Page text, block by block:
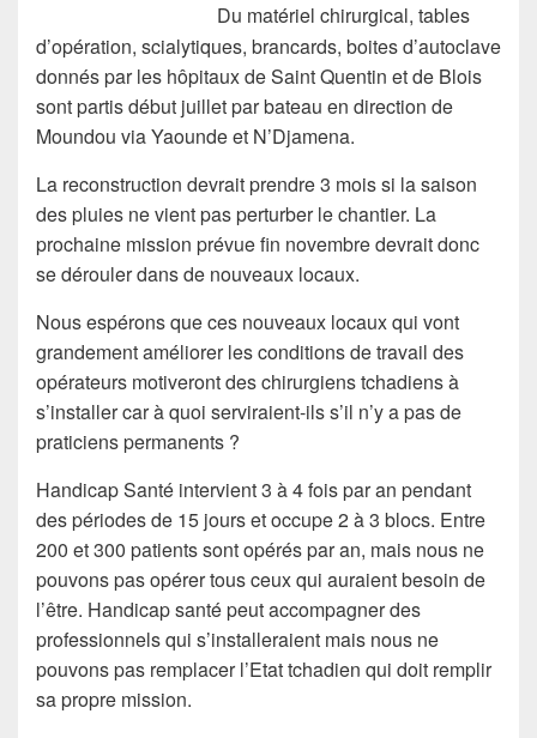
Du matériel chirurgical, tables
d’opération, scialytiques, brancards, boites d’autoclave
donnés par les hôpitaux de Saint Quentin et de Blois
sont partis début juillet par bateau en direction de
Moundou via Yaounde et N’Djamena.
La reconstruction devrait prendre 3 mois si la saison
des pluies ne vient pas perturber le chantier. La
prochaine mission prévue fin novembre devrait donc
se dérouler dans de nouveaux locaux.
Nous espérons que ces nouveaux locaux qui vont
grandement améliorer les conditions de travail des
opérateurs motiveront des chirurgiens tchadiens à
s’installer car à quoi serviraient-ils s’il n’y a pas de
praticiens permanents ?
Handicap Santé intervient 3 à 4 fois par an pendant
des périodes de 15 jours et occupe 2 à 3 blocs. Entre
200 et 300 patients sont opérés par an, mais nous ne
pouvons pas opérer tous ceux qui auraient besoin de
l’être. Handicap santé peut accompagner des
professionnels qui s’installeraient mais nous ne
pouvons pas remplacer l’Etat tchadien qui doit remplir
sa propre mission.